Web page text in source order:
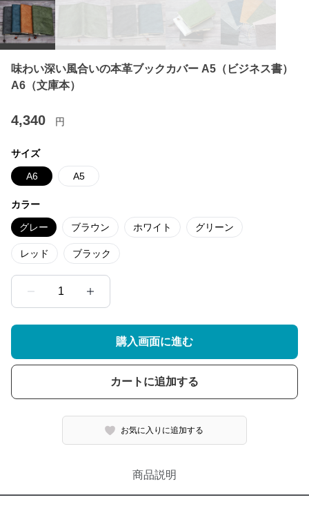
味わい深い風合いの本革ブックカバー A5（ビジネス書）
A6（文庫本）
4,340 円
サイズ
A6 A5
カラー
グレー ブラウン ホワイト グリーン
レッド ブラック
1
購入画面に進む
カートに追加する
お気に入りに追加する
商品説明